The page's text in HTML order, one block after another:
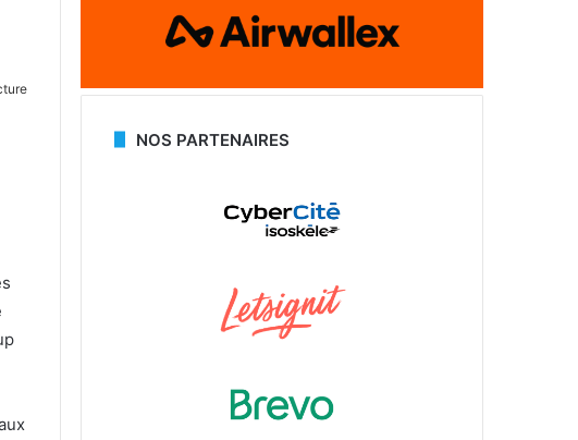
NOS PARTENAIRES